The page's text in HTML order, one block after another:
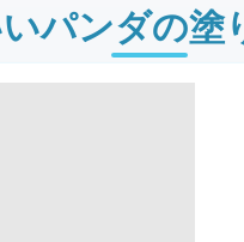
パンダの塗